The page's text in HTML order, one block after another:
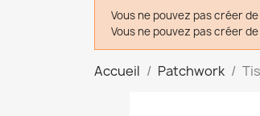
Vous ne pouvez pas créer
Vous ne pouvez pas créer
Accueil Patchwork